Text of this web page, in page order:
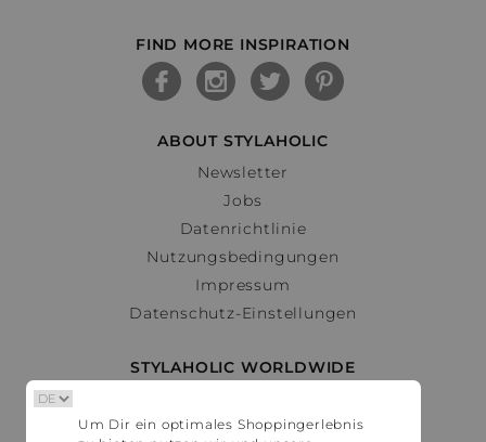
FIND MORE INSPIRATION
ABOUT STYLAHOLIC
Newsletter
Jobs
Datenrichtlinie
Nutzungsbedingungen
Impressum
Datenschutz-Einstellungen
STYLAHOLIC WORLDWIDE
Österreich
Um Dir ein optimales Shoppingerlebnis